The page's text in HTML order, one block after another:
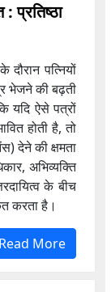
: प्रतिष्ठा
दौरान पत्नियों
भेजने की बढ़ती
यदि ऐसे पत्रों
होती है, तो
देने की क्षमता
अभिव्यक्ति
के बीच
करता है।
Read More